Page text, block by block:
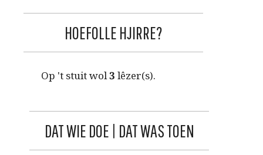
HOEFOLLE HJIRRE?
Op 't stuit wol 3 lêzer(s).
DAT WIE DOE | DAT WAS TOEN